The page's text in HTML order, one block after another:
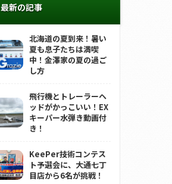
最新の記事
北海道の夏到来！暑い
夏も息子たちは満喫
中！金澤家の夏の過ご
し方
飛行機とトレーラーヘ
ッドがかっこいい！EX
キーパー水弾き動画付
き！
KeePer技術コンテス
ト予選会に、大通七丁
目店から6名が挑戦！